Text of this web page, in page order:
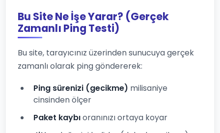
Bu Site Ne İşe Yarar? (Gerçek
Zamanlı Ping Testi)
Bu site, tarayıcınız üzerinden sunucuya gerçek
zamanlı olarak ping göndererek:
Ping sürenizi (gecikme) milisaniye
cinsinden ölçer
Paket kaybıoranınızı ortaya koyar